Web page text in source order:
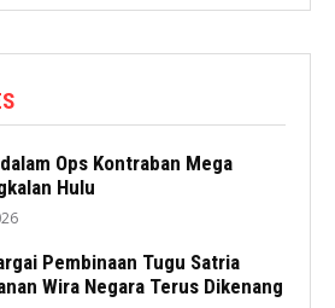
Ops Kontraban Mega
Hulu
Pembinaan Tugu Satria
Wira Negara Terus Dikenang